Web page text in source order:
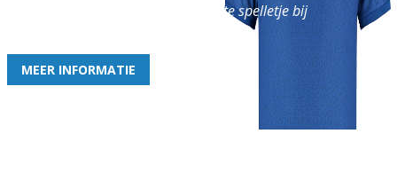
en geniet iedere week van het leukste spelletje bij
MEER INFORMATIE